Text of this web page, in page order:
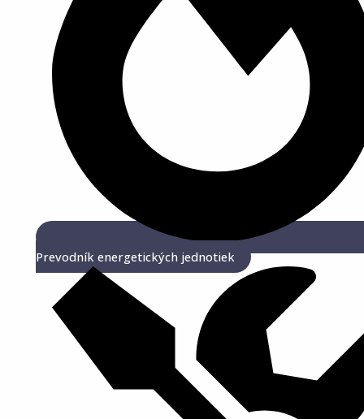
Prevodník energetických jednotiek